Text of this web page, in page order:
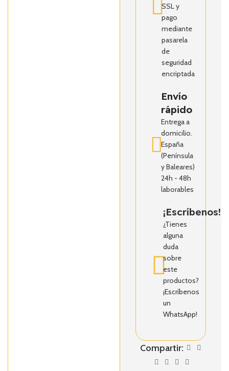
SSL y
pago
mediante
pasarela
de
seguridad
encriptada
Envío
rápido
Entrega a
domicilio.
España
(Península
y Baleares)
24h - 48h
laborables
¡Escríbenos!
¿Tienes
alguna
duda
sobre
este
productos?
¡Escríbenos
un
WhatsApp!
Compartir: